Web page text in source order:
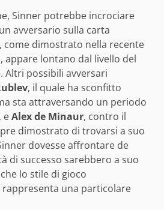
Sinner potrebbe incrociare
avversario sulla carta
come dimostrato nella recente
appare lontano dal livello del
Altri possibili avversari
, il quale ha sconfitto
sta attraversando un periodo
eAlex de Minaur, contro il
dimostrato di trovarsi a suo
dovesse affrontare de
di successo sarebbero a suo
lo stile di gioco
rappresenta una particolare